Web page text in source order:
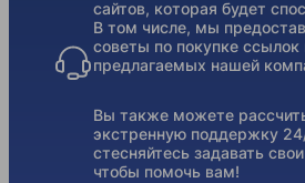
сайтов, которая будет
В том числе, мы
советы по покупке ссылок
предлагаемых нашей
Вы также можете
экстренную поддержку
стесняйтесь задавать
чтобы помочь вам!